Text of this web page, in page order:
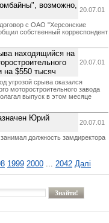
возможно, 20.07.01
с ОАО "Херсонские
собственный корреспондент
находящийся на
$550 тысяч
20.07.01
угрозой срыва оказался
моторостроительного завода
выпуск в этом месяце
Юрий
20.07.01
должность замдиректора
1999 2000 ... 2042 Далі